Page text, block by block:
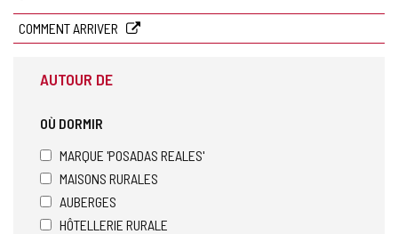
COMMENT ARRIVER
AUTOUR DE
OÙ DORMIR
MARQUE 'POSADAS REALES'
MAISONS RURALES
AUBERGES
HÔTELLERIE RURALE